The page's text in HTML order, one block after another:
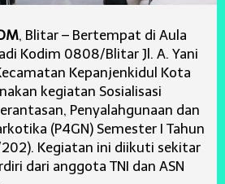
, Blitar – Bertempat di Aula
Kodim 0808/Blitar Jl. A. Yani
Kepanjenkidul Kota
kegiatan Sosialisasi
Penyalahgunaan dan
(P4GN) Semester I Tahun
Kegiatan ini diikuti sekitar
dari anggota TNI dan ASN